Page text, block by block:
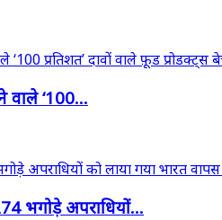
वाले ‘100...
भगोड़े अपराधियों...